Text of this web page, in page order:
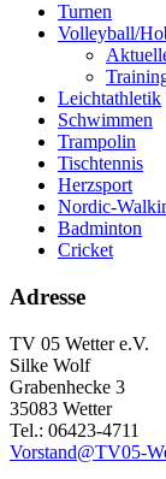
Turnen
Volleyball/
Leichtathletik
Schwimmen
Trampolin
Tischtennis
Herzsport
Nordic-
Badminton
Cricket
Adresse
TV 05 Wetter e.V.
Silke Wolf
Grabenhecke 3
35083 Wetter
Tel.: 06423-4711
Vorstand@TV05-